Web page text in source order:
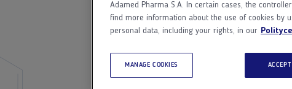
Lekarzem
Drogi
Adamed Pharma S.A. In certain cases, the
find more information about the use of cookies by
personal data, including your rights, in our
MANAGE COOKIES